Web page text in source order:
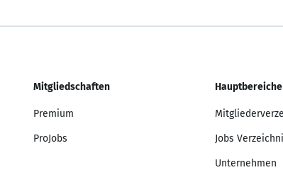
Mitgliedschaften
Premium
ProJobs
Hauptbereiche
Jobs
Unternehmen